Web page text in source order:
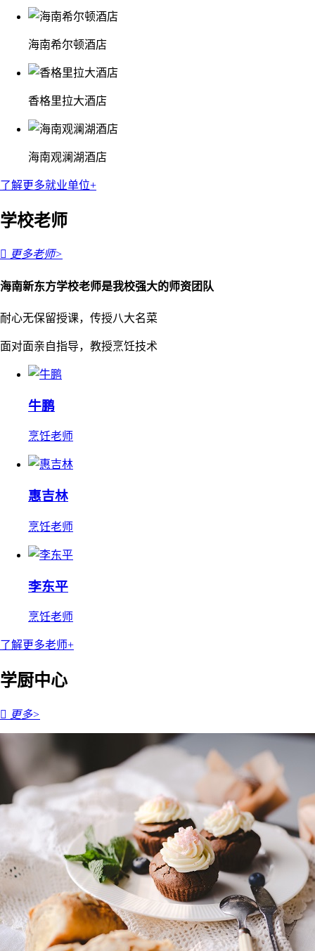
海南希尔顿酒店
香格里拉大酒店
海南观澜湖酒店
了解更多就业单位+
学校老师
 更多老师>
海南新东方学校老师是我校强大的师资团队
耐心无保留授课，传授八大名菜
面对面亲自指导，教授烹饪技术
牛鹏
烹饪老师
惠吉林
烹饪老师
李东平
烹饪老师
了解更多老师+
学厨中心
 更多>